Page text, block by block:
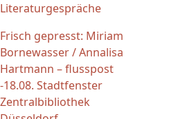
Literaturgespräche
Frisch gepresst: Miriam
Bornewasser / Annalisa
Hartmann – flusspost
-18.08. Stadtfenster
Zentralbibliothek